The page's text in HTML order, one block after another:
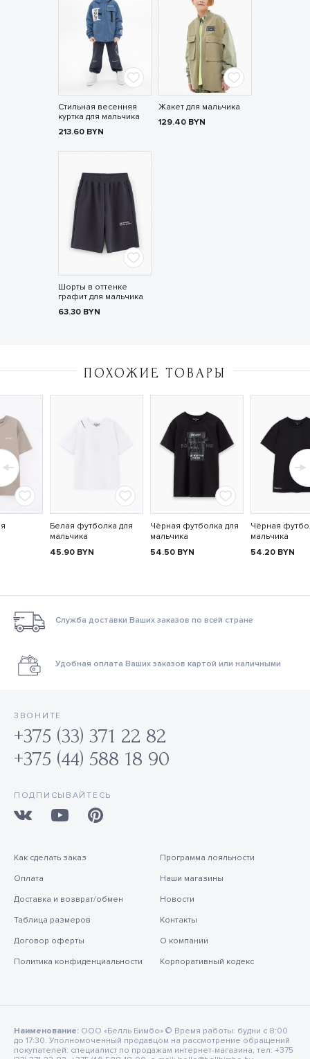
Стильная весенняя
куртка для мальчика
213.60 BYN
Жакет для мальчика
129.40 BYN
Шорты в оттенке
графит для мальчика
63.30 BYN
ПОХОЖИЕ ТОВАРЫ
Белая футболка для
мальчика
45.90 BYN
Чёрная футболка для
мальчика
54.50 BYN
Чёрная
мальчика
54.20 BYN
Служба доставки Ваших заказов по всей стране
Удобная оплата Ваших заказов картой или наличными
ЗВОНИТЕ
+375 (33) 371 22 82
+375 (44) 588 18 90
ПОДПИСЫВАЙТЕСЬ
Как сделать заказ
Оплата
Доставка и возврат/обмен
Таблица размеров
Договор оферты
Политика конфиденциальности
Программа лояльности
Наши магазины
Новости
Контакты
О компании
Корпоративный кодекс
Наименование: ООО «Белль Бимбо» © Время работы: будни с 8:00
до 17:30. Уполномоченный продавцом на рассмотрение обращений
покупателей: специалист по продажам интернет-магазина, тел: +375